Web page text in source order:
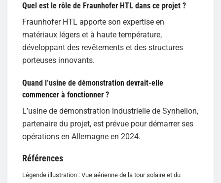
Quel est le rôle de Fraunhofer HTL dans ce projet ?
Fraunhofer HTL apporte son expertise en
matériaux légers et à haute température,
développant des revêtements et des structures
porteuses innovants.
Quand l’usine de démonstration devrait-elle
commencer à fonctionner ?
L’usine de démonstration industrielle de Synhelion,
partenaire du projet, est prévue pour démarrer ses
opérations en Allemagne en 2024.
Références
Légende illustration : Vue aérienne de la tour solaire et du